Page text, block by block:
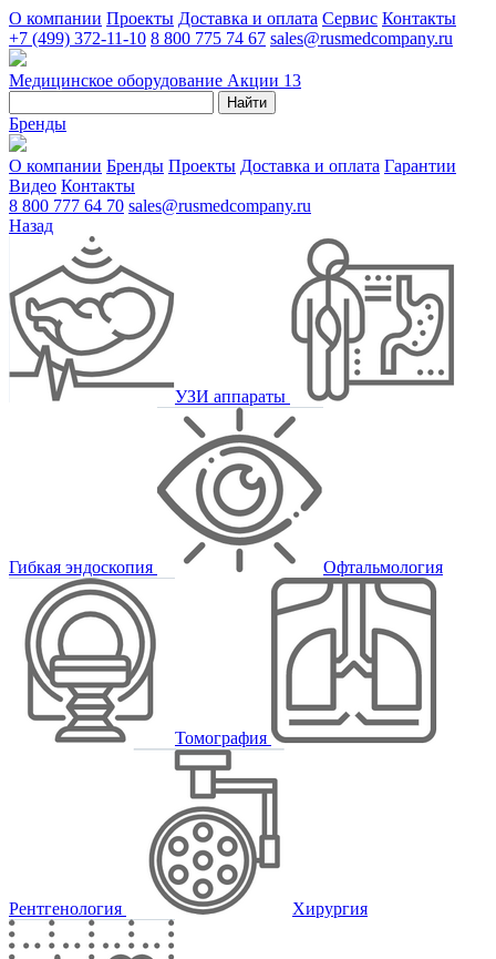
О компании Проекты Доставка и оплата Сервис Контакты
+7 (499) 372-11-10 8 800 775 74 67 sales@rusmedcompany.ru
Медицинское оборудование Акции 13
Найти
Бренды
О компании Бренды Проекты Доставка и оплата Гарантии
Видео Контакты
8 800 777 64 70 sales@rusmedcompany.ru
Назад
УЗИ аппараты
Гибкая эндоскопия Офтальмология
Томография
Рентгенология Хирургия